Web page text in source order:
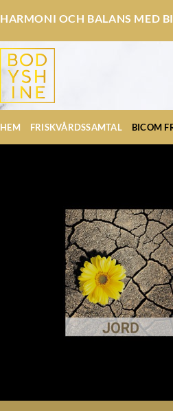
HARMONI OCH BALANS MED
HEM FRISKVÅRDSSAMTAL BICOM